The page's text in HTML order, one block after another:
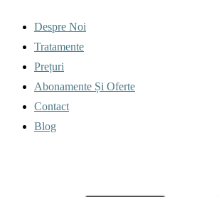
Despre Noi
Tratamente
Prețuri
Abonamente Și Oferte
Contact
Blog